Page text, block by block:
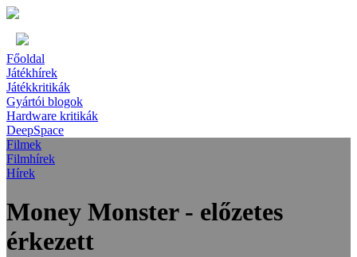
Főoldal
Játékhírek
Játékkritikák
Gyártói blogok
Hardware kritikák
DeepSpace
Filmek
Filmhírek
Hírek
Money Monster - előzetes
érkezett